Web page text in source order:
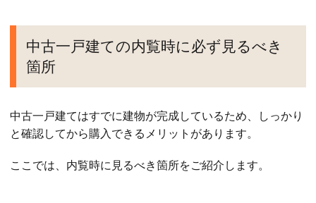
中古一戸建ての内覧時に必ず見るべき
箇所
中古一戸建てはすでに建物が完成しているため、しっかり
と確認してから購入できるメリットがあります。
ここでは、内覧時に見るべき箇所をご紹介します。